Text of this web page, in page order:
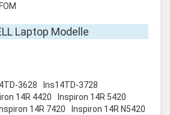
Laptop Modelle
3628
Ins14TD-3728
14R 4420
Inspiron 14R 5420
14R 7420
Inspiron 14R N5420